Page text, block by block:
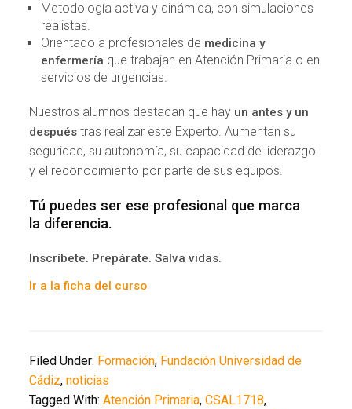
Metodología activa y dinámica, con simulaciones
realistas.
Orientado a profesionales de medicina y
enfermería que trabajan en Atención Primaria o en
servicios de urgencias.
Nuestros alumnos destacan que hay un antes y un
después tras realizar este Experto. Aumentan su
seguridad, su autonomía, su capacidad de liderazgo
y el reconocimiento por parte de sus equipos.
Tú puedes ser ese profesional que marca
la diferencia.
Inscríbete. Prepárate. Salva vidas.
Ir a la ficha del curso
Filed Under: Formación, Fundación Universidad de
Cádiz,noticias
Tagged With:Atención Primaria,CSAL1718,